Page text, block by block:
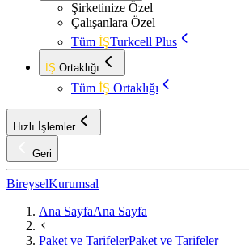
Şirketinize Özel
Çalışanlara Özel
Tüm İŞTurkcell Plus
İŞ Ortaklığı
Tüm İŞ Ortaklığı
Hızlı İşlemler
Geri
BireyselKurumsal
Ana SayfaAna Sayfa
Paket ve TarifelerPaket ve Tarifeler